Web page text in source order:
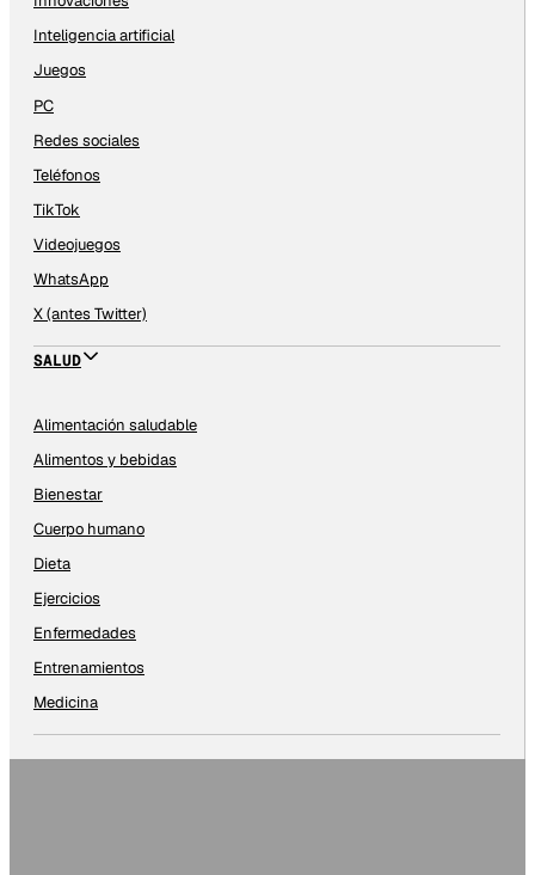
Inteligencia artificial
Juegos
PC
Redes sociales
Teléfonos
TikTok
Videojuegos
WhatsApp
X (antes Twitter)
SALUD
Alimentación saludable
Alimentos y bebidas
Bienestar
Cuerpo humano
Dieta
Ejercicios
Enfermedades
Entrenamientos
Medicina